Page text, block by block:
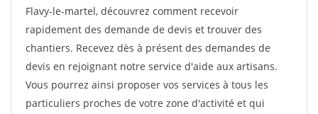
Flavy-le-martel, découvrez comment recevoir
rapidement des demande de devis et trouver des
chantiers. Recevez dès à présent des demandes de
devis en rejoignant notre service d'aide aux artisans.
Vous pourrez ainsi proposer vos services à tous les
particuliers proches de votre zone d'activité et qui